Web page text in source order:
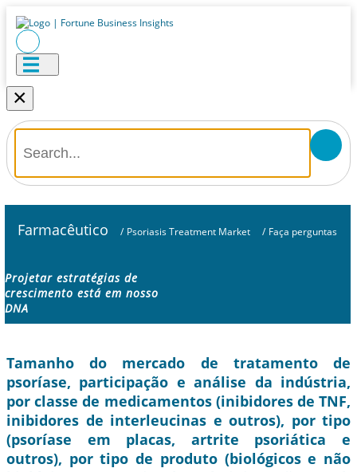
×
Farmacêutico / Psoriasis Treatment Market / Faça perguntas
Projetar estratégias de
crescimento está em nosso
DNA
Tamanho do mercado de tratamento de
psoríase, participação e análise da indústria,
por classe de medicamentos (inibidores de TNF,
inibidores de interleucinas e outros), por tipo
(psoríase em placas, artrite psoriática e
outros), por tipo de produto (biológicos e não